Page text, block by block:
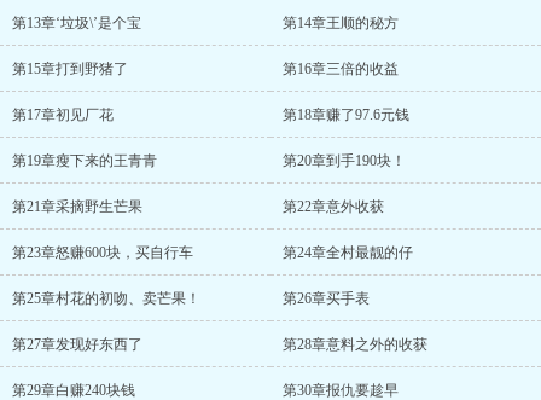
第13章‘垃圾\’是个宝 第14章王顺的秘方
第15章打到野猪了 第16章三倍的收益
第17章初见厂花 第18章赚了97.6元钱
第19章瘦下来的王青青 第20章到手190块！
第21章采摘野生芒果 第22章意外收获
第23章怒赚600块，买自行车 第24章全村最靓的仔
第25章村花的初吻、卖芒果！ 第26章买手表
第27章发现好东西了 第28章意料之外的收获
第29章白赚240块钱 第30章报仇要趁早